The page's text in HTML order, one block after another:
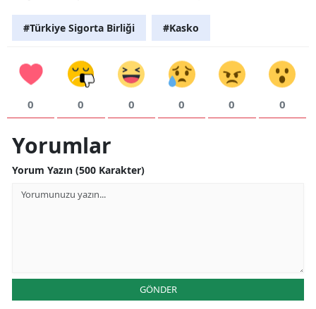
#Türkiye Sigorta Birliği #Kasko
0 0 0 0 0 0
Yorumlar
Yorum Yazın (500 Karakter)
GÖNDER